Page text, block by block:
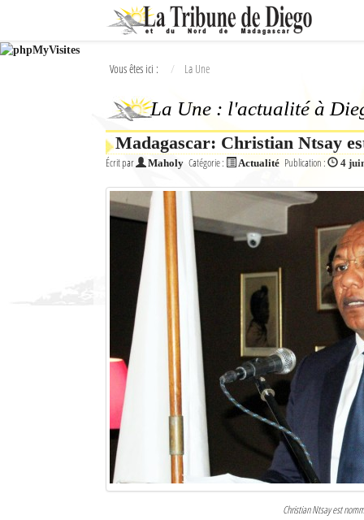
Ok
L'actualité à Diego Suarez
Le Nord de Madagascar
Vous êtes ici : La Une
La Une : l'actualité à
Madagascar: Christian Ntsay
Écrit par Maholy Catégorie : Actualité Publication : 4
Christian Ntsay est